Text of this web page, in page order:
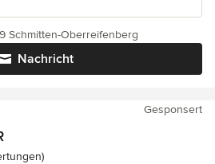
Nachricht
Schmitten-Oberreifenberg
Gesponsert
5 von 5 Sternen